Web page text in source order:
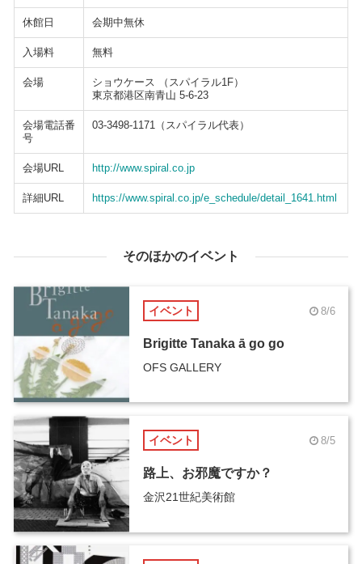
休館日 会期中無休
入場料 無料
会場
ショウケース （スパイラル1F）
東京都港区南青山 5-6-23
会場電話番
号
03-3498-1171（スパイラル代表）
会場URL http://www.spiral.co.jp
詳細URL https://www.spiral.co.jp/e_schedule/detail_1641.html
そのほかのイベント
イベント 8/6
Brigitte Tanaka ā go go
OFS GALLERY
イベント 8/5
路上、お邪魔ですか？
金沢21世紀美術館